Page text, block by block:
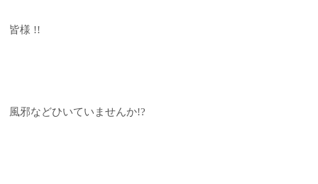
皆様 !!
風邪などひいていませんか!?